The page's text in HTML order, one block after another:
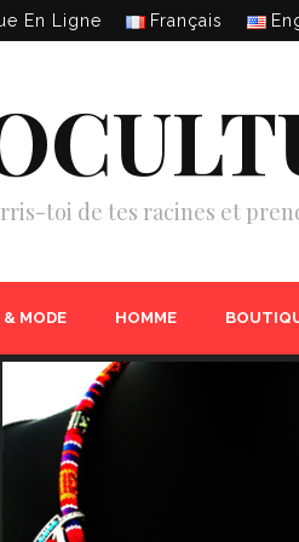
En Ligne Français
toi de tes racines et
MODE HOMME